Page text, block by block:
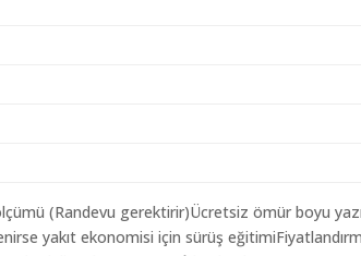
(Randevu gerektirir)Ücretsiz ömür boyu
yakıt ekonomisi için sürüş